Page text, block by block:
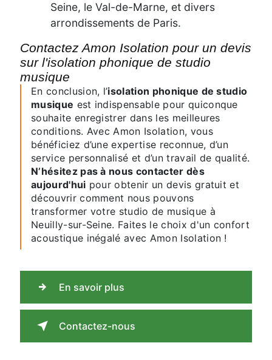
Seine, le Val-de-Marne, et divers
arrondissements de Paris.
Contactez Amon Isolation pour un devis
sur l'isolation phonique de studio
musique
En conclusion, l’isolation phonique de studio
musique est indispensable pour quiconque
souhaite enregistrer dans les meilleures
conditions. Avec Amon Isolation, vous
bénéficiez d’une expertise reconnue, d’un
service personnalisé et d’un travail de qualité.
N’hésitez pas à nous contacter dès
aujourd'hui pour obtenir un devis gratuit et
découvrir comment nous pouvons
transformer votre studio de musique à
Neuilly-sur-Seine. Faites le choix d'un confort
acoustique inégalé avec Amon Isolation !
En savoir plus
Contactez-nous